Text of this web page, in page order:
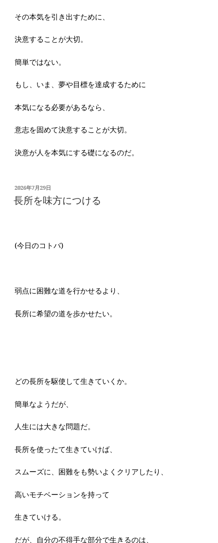
その本気を引き出すために、
決意することが大切。
簡単ではない。
もし、いま、夢や目標を達成するために
本気になる必要があるなら、
意志を固めて決意することが大切。
決意が人を本気にする礎になるのだ。
投
稿
日:
2026年7月29日
長所を味方につける
(今日のコトバ)
弱点に困難な道を行かせるより、
長所に希望の道を歩かせたい。
どの長所を駆使して生きていくか。
簡単なようだが、
人生には大きな問題だ。
長所を使ったて生きていけば、
スムーズに、困難をも勢いよくクリアしたり、
高いモチベーションを持って
生きていける。
だが、自分の不得手な部分で生きるのは、